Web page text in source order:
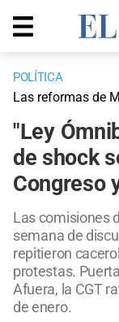
POLÍTICA
Las reformas de
"Ley
de shock
Congreso
Las comisiones
semana de
repitieron
protestas.
Afuera, la CGT
de enero.